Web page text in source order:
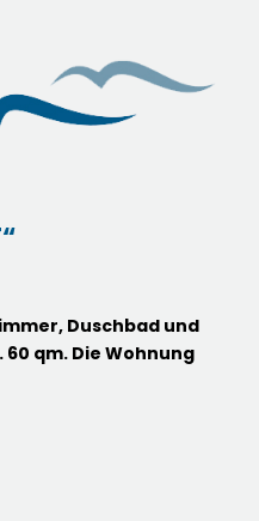
Duschbad und
qm. Die Wohnung